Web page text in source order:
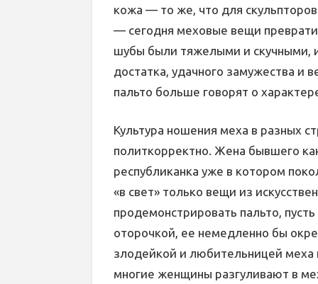
кожа — то же, что для
— сегодня меховые вещи
шубы были тяжелыми и скучными,
достатка, удачного замужества и
пальто больше говорят о
Культура ношения меха в разных
политкорректно. Жена бывшего
республиканка уже в котором
«в свет» только вещи из
продемонстрировать пальто,
оторочкой, ее немедленно бы
злодейкой и любительницей
многие женщины разгуливают в